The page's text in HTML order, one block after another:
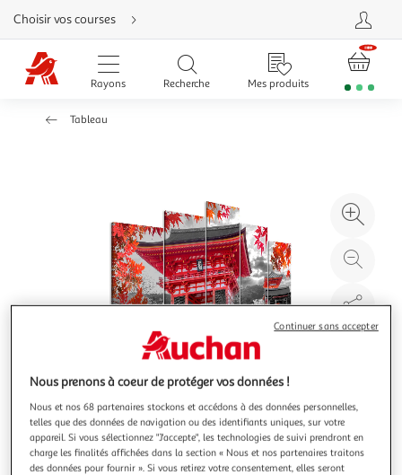
Aller
directement
au
contenu
Aller
directement
Aller
Choisir vos courses
Rayons Recherche Mes produits
Tableau
à
100
le
Illustration
précédente
Illustration
suivante
Nous prenons à coeur de protéger vos données !
Nous et nos 68 partenaires stockons et accédons à des données personnelles,
telles que des données de navigation ou des identifiants uniques, sur votre
appareil. Si vous sélectionnez "J'accepte", les technologies de suivi prendront en
charge les finalités affichées dans la section « Nous et nos partenaires traitons
des données pour fournir ». Si vous retirez votre consentement, elles seront
Continuer sans accepter